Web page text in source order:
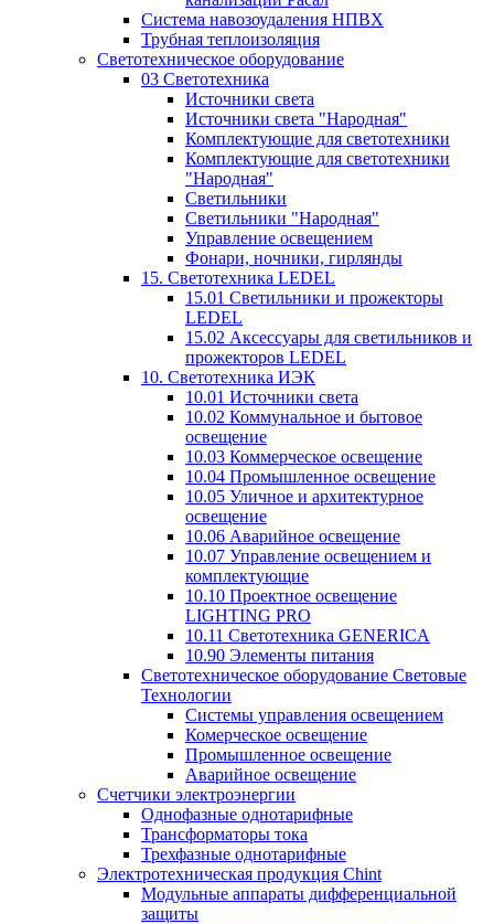
Система навозоудаления НПВХ
Трубная теплоизоляция
Светотехническое оборудование
03 Светотехника
Источники света
Источники света "Народная"
Комплектующие для светотехники
Комплектующие для светотехники
"Народная"
Светильники
Светильники "Народная"
Управление освещением
Фонари, ночники, гирлянды
15. Светотехника LEDEL
15.01 Светильники и прожекторы
LEDEL
15.02 Аксессуары для светильников и
прожекторов LEDEL
10. Светотехника ИЭК
10.01 Источники света
10.02 Коммунальное и бытовое
освещение
10.03 Коммерческое освещение
10.04 Промышленное освещение
10.05 Уличное и архитектурное
освещение
10.06 Аварийное освещение
10.07 Управление освещением и
комплектующие
10.10 Проектное освещение
LIGHTING PRO
10.11 Светотехника GENERICA
10.90 Элементы питания
Светотехническое оборудование Световые
Технологии
Системы управления освещением
Комерческое освещение
Промышленное освещение
Аварийное освещение
Счетчики электроэнергии
Однофазные однотарифные
Трансформаторы тока
Трехфазные однотарифные
Электротехническая продукция Chint
Модульные аппараты дифференциальной
защиты